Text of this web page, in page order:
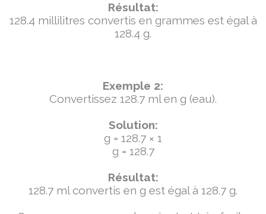
Résultat:
128.4 millilitres convertis en grammes est égal à
128.4 g.
Exemple 2:
Convertissez 128.7 ml en g (eau).
Solution:
g = 128.7 × 1
g = 128.7
Résultat:
128.7 ml convertis en g est égal à 128.7 g.